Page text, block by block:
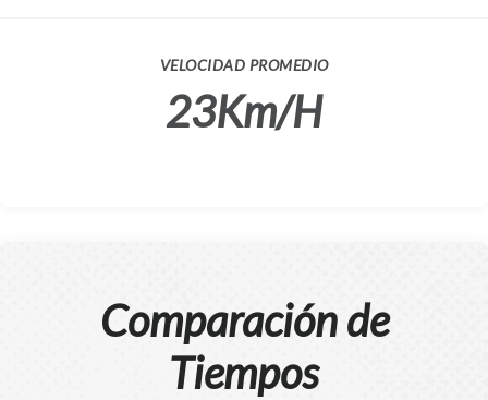
VELOCIDAD PROMEDIO
23Km/H
Comparación de
Tiempos